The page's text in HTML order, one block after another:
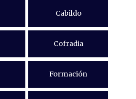
Cabildo
Cofradia
Formación